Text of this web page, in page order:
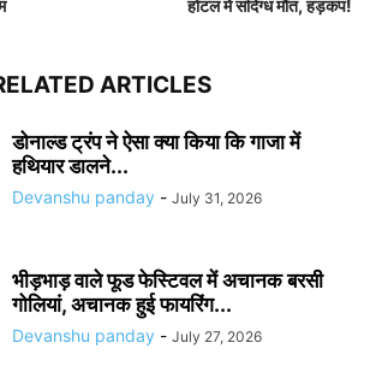
होटल में संदिग्ध मौत, हड़कंप!
ARTICLES
डोनाल्ड ट्रंप ने ऐसा क्या किया कि गाजा में
हथियार डालने...
Devanshu panday - July 31, 2026
भीड़भाड़ वाले फूड फेस्टिवल में अचानक बरसी
गोलियां, अचानक हुई फायरिंग...
Devanshu panday - July 27, 2026